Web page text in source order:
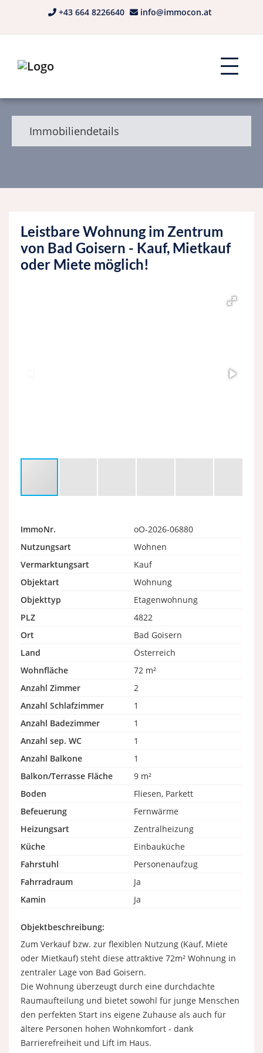
+43 664 8226640 info@immocon.at
Immobiliendetails
Leistbare Wohnung im Zentrum
von Bad Goisern - Kauf, Mietkauf
oder Miete möglich!
ImmoNr.
oO-2026-06880
Nutzungsart
Wohnen
Vermarktungsart
Kauf
Objektart
Wohnung
Objekttyp
Etagenwohnung
PLZ
4822
Ort
Bad Goisern
Land
Österreich
Wohnfläche
72 m²
Anzahl Zimmer
2
Anzahl Schlafzimmer
1
Anzahl Badezimmer
1
Anzahl sep. WC
1
Anzahl Balkone
1
Balkon/Terrasse Fläche
9 m²
Boden
Fliesen, Parkett
Befeuerung
Fernwärme
Heizungsart
Zentralheizung
Küche
Einbauküche
Fahrstuhl
Personenaufzug
Fahrradraum
Ja
Kamin
Ja
Objektbeschreibung:
Zum Verkauf bzw. zur flexiblen Nutzung (Kauf, Miete
oder Mietkauf) steht diese attraktive 72m² Wohnung in
zentraler Lage von Bad Goisern.
Die Wohnung überzeugt durch eine durchdachte
Raumaufteilung und bietet sowohl für junge Menschen
den perfekten Start ins eigene Zuhause als auch für
ältere Personen hohen Wohnkomfort - dank
Barrierefreiheit und Lift im Haus.